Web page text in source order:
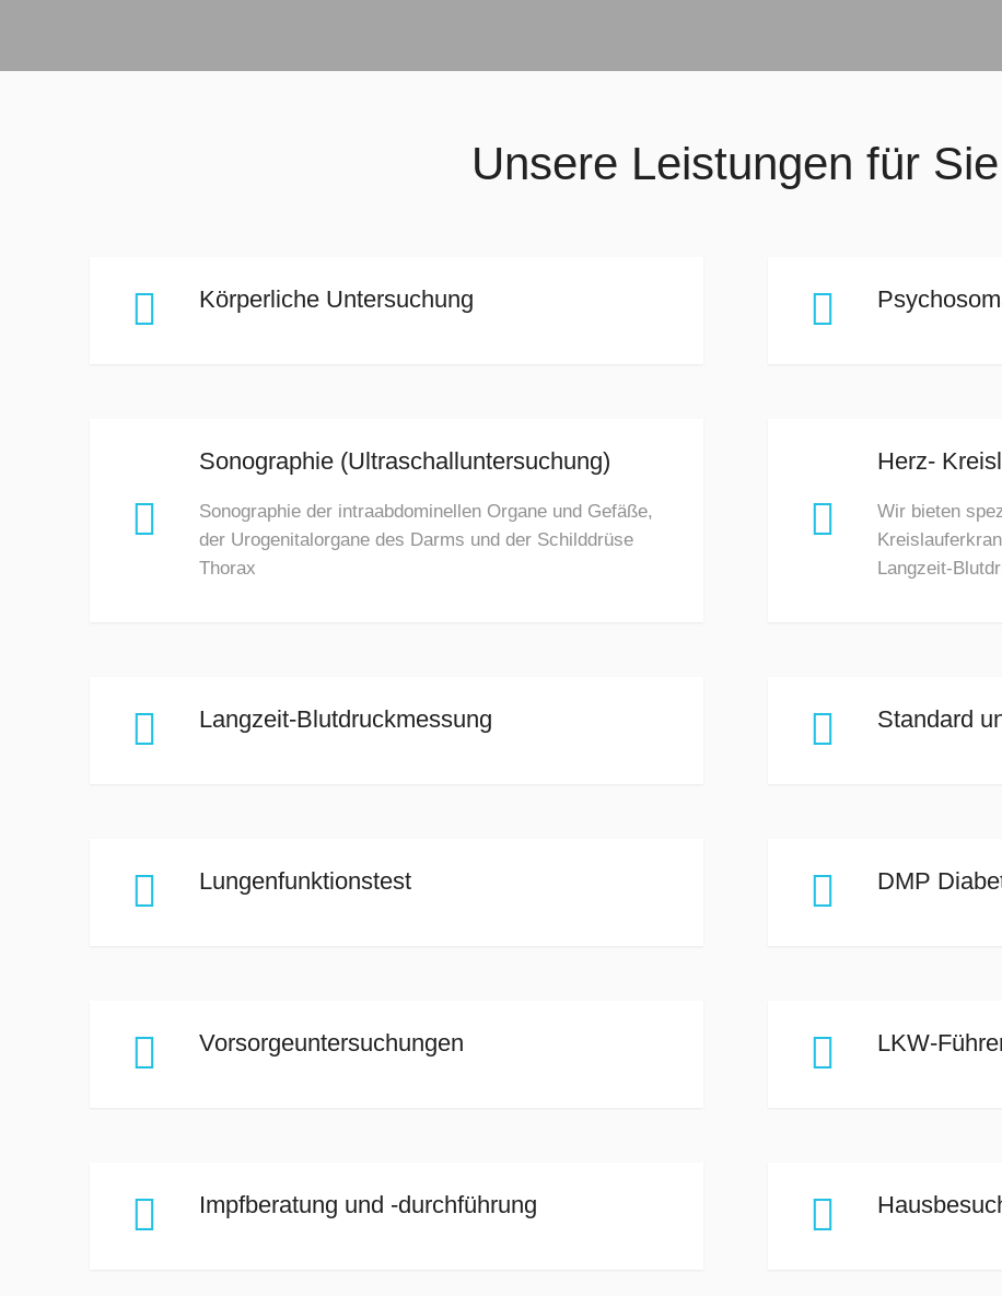
Wichtige Termine:
Unsere Leistungen für Sie
 Körperliche Untersuchung 

Sonographie (Ultraschalluntersuchung)
Sonographie der intraabdominellen Organe und Gefäße,
der Urogenitalorgane des Darms und der Schilddrüse
Thorax

Herz-
Wir bieten
Langzeit-
 Langzeit-Blutdruckmessung  Standard
 Lungenfunktionstest  DMP
 Vorsorgeuntersuchungen  LKW-
 Impfberatung und -durchführung 